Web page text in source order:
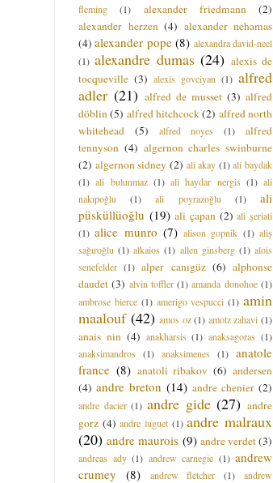
fleming
(1) alexander friedmann
(2)
alexander herzen (4) alexander nehamas
(4) alexander pope (8) alexandra david-neel
(1) alexandre dumas (24) alexis de
tocqueville (3) alexis govciyan (1) alfred
adler (21) alfred de musset (3) alfred
döblin (5) alfred hitchcock(2) alfred north
whitehead
(5) alfred noyes (1)
alfred
tennyson (4) algernon charles swinburne
(2) algernon sidney (2) ali akay (1) ali baydak
(1) ali bulunmaz (1) ali haydar nergis (1) ali
nakıpoğlu
(1) ali poyrazoğlu (1)
ali
püsküllüoğlu (19) ali çapan (2) ali şeriati
(1) alice munro (7) alison gopnik (1) aliş
sağıroğlu (1) alkaios (1) allen ginsberg (1) alois
senefelder (1) alper canıgüz (6) alphonse
daudet (3) alvin toffler (1) amanda donohoe (1)
ambrose bierce (1) amerigo vespucci (1) amin
maalouf (42) amos oz (1) amotz zahavi (1)
anais nin (4) anakharsis (1) anaksagoras (1)
anaksimandros
(1) anaksimenes (1) anatole
france (8) anatoli ribakov (6) andersen
(4) andre breton (14) andre chenier (2)
andre dacier (1) andre gide (27) andre
gorz (4) andre luguet (1) andre malraux
(20) andre maurois (9) andre verdet(3)
andreas ady (1) andrew carnegie (1) andrew
crumey
(8) andrew fletcher (1)
andrew